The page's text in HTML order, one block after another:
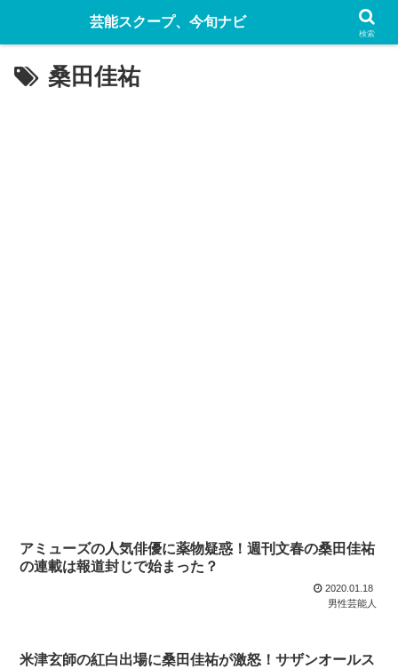
桑田佳祐
アミューズの人気俳優に薬物疑惑！週刊文春の桑田佳祐
の連載は報道封じで始まった？
2020.01.18
男性芸能人
米津玄師の紅白出場に桑田佳祐が激怒！サザンオールス
芸能スクープ、今旬ナビ
検索